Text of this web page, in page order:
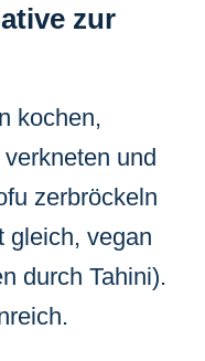
zur
kochen,
und
zerbröckeln
gleich, vegan
durch Tahini).